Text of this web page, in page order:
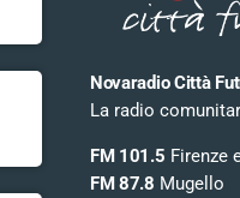
Novaradio Città
La radio
FM 101.5 Firenze
FM 87.8 Mugello